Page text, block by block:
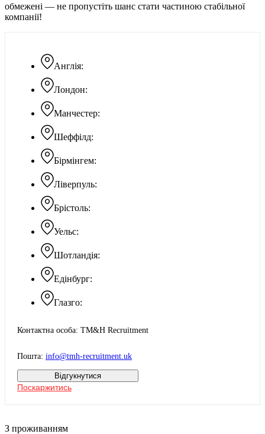
Англія:
Лондон:
Манчестер:
Шеффілд:
Бірмінгем:
Ліверпуль:
Брістоль:
Уельс:
Шотландія:
Едінбург:
Глазго:
Контактна особа: TM&H Recruitment
Пошта: info@tmh-recruitment.uk
Відгукнутися
Поскаржитись
обмежені — не пропустіть шанс стати частиною стабільної
компанії!
З проживанням